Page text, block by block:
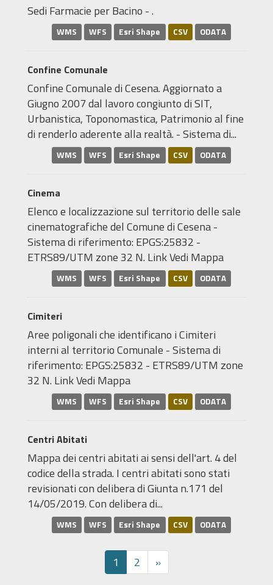
Sedi Farmacie per Bacino - .
WMS WFS Esri Shape CSV ODATA
Confine Comunale
Confine Comunale di Cesena. Aggiornato a
Giugno 2007 dal lavoro congiunto di SIT,
Urbanistica, Toponomastica, Patrimonio al fine
di renderlo aderente alla realtà. - Sistema di...
WMS WFS Esri Shape CSV ODATA
Cinema
Elenco e localizzazione sul territorio delle sale
cinematografiche del Comune di Cesena -
Sistema di riferimento: EPGS:25832 -
ETRS89/UTM zone 32 N. Link Vedi Mappa
WMS WFS Esri Shape CSV ODATA
Cimiteri
Aree poligonali che identificano i Cimiteri
interni al territorio Comunale - Sistema di
riferimento: EPGS:25832 - ETRS89/UTM zone
32 N. Link Vedi Mappa
WMS WFS Esri Shape CSV ODATA
Centri Abitati
Mappa dei centri abitati ai sensi dell'art. 4 del
codice della strada. I centri abitati sono stati
revisionati con delibera di Giunta n.171 del
14/05/2019. Con delibera di...
WMS WFS Esri Shape CSV ODATA
1 2 »